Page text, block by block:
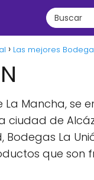
Las mejores
La Mancha,
ciudad de
La
que son